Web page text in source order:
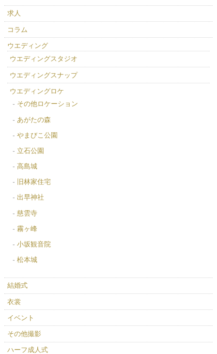
求人
コラム
ウエディング
ウエディングスタジオ
ウエディングスナップ
ウエディングロケ
その他ロケーション
あがたの森
やまびこ公園
立石公園
高島城
旧林家住宅
出早神社
慈雲寺
霧ヶ峰
小坂観音院
松本城
結婚式
衣裳
イベント
その他撮影
ハーフ成人式